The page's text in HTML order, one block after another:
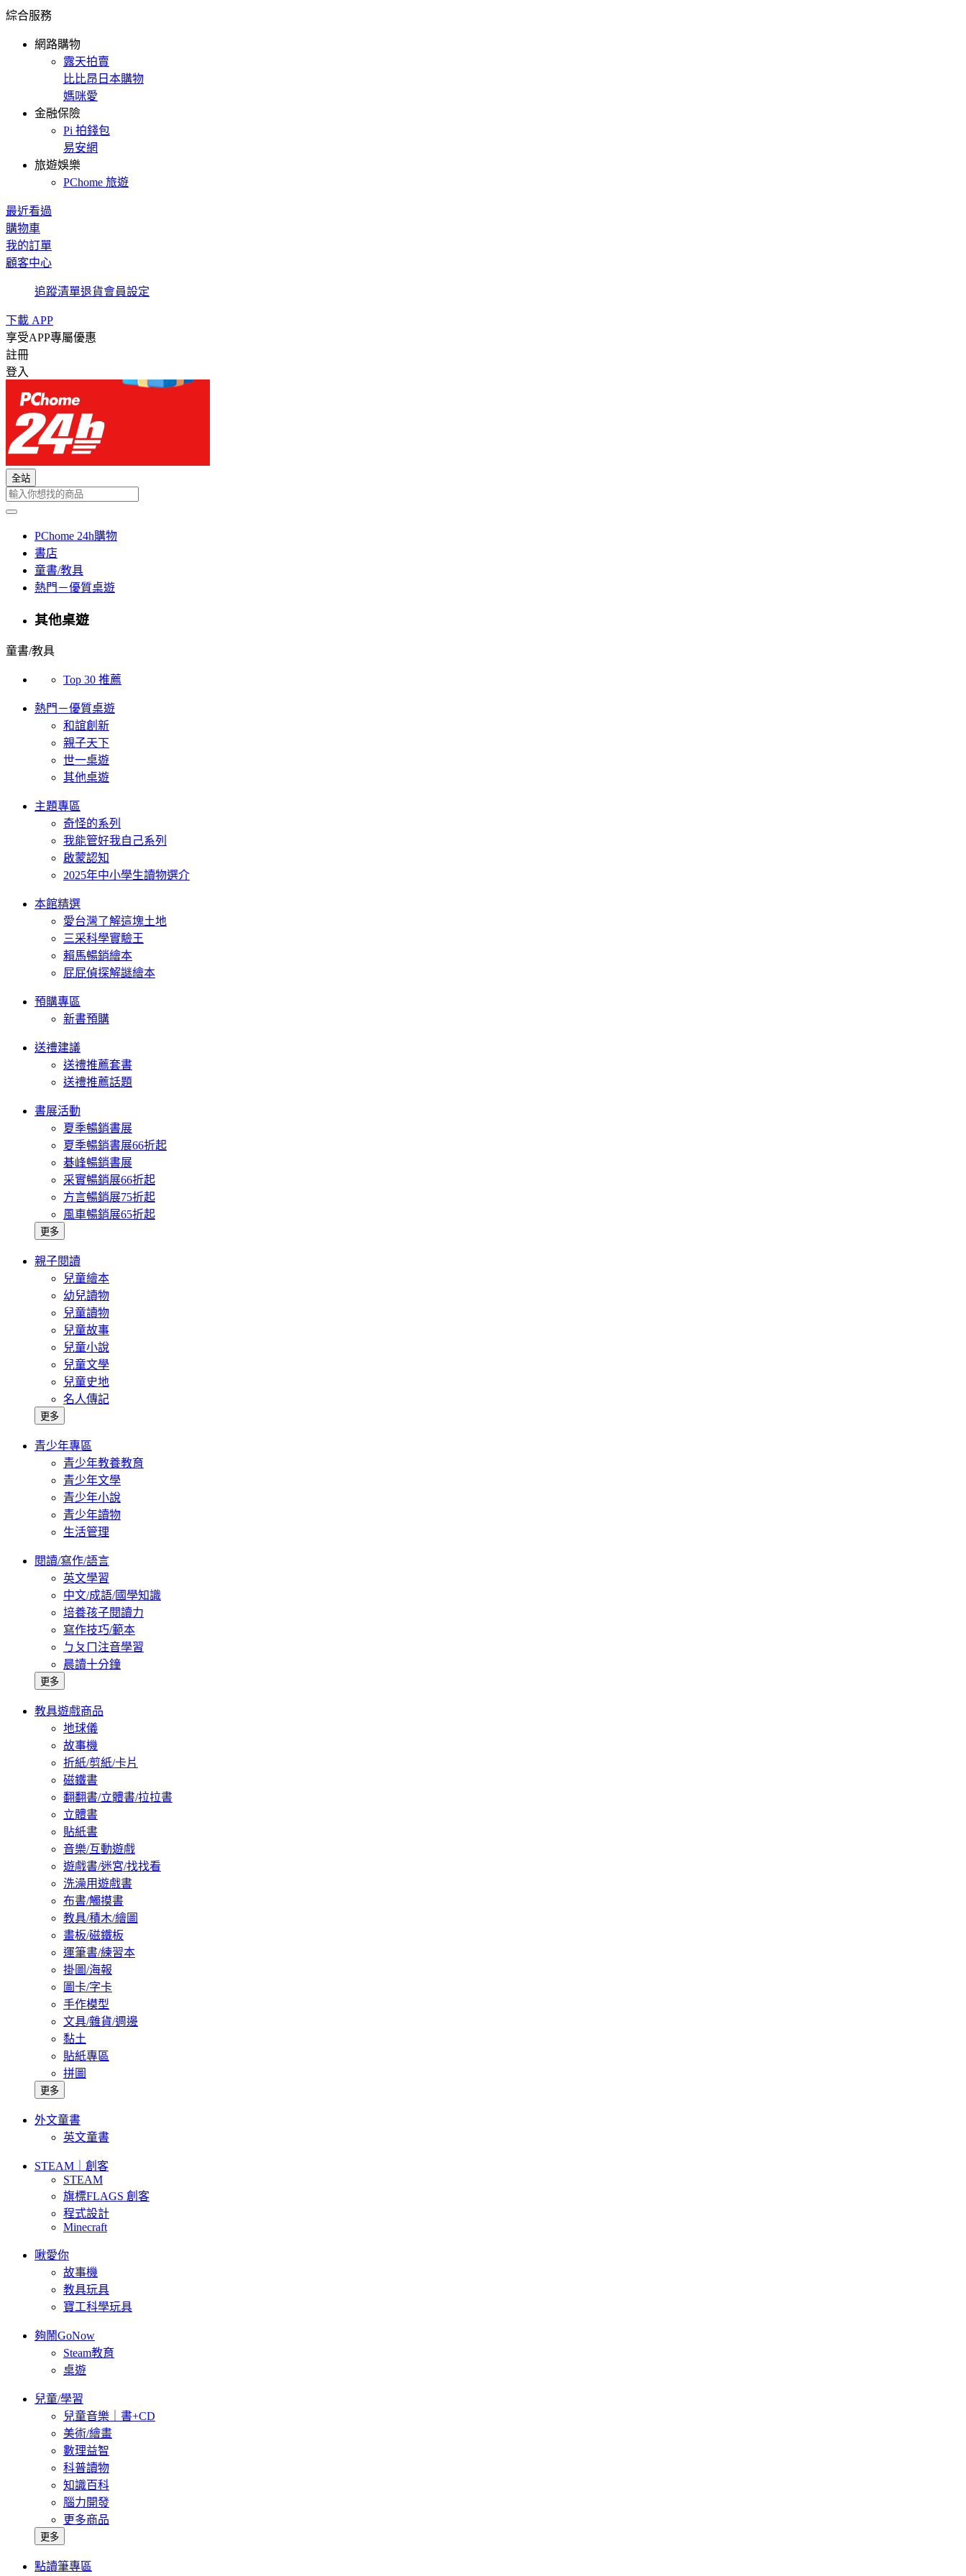
綜合服務
網路購物
露天拍賣
比比昂日本購物
媽咪愛
金融保險
Pi 拍錢包
易安網
旅遊娛樂
PChome 旅遊
最近看過
購物車
我的訂單
顧客中心
追蹤清單退貨會員設定
下載 APP
享受APP專屬優惠
註冊
登入
全站
PChome 24h購物
書店
童書/教具
熱門－優質桌遊
其他桌遊
童書/教具
Top 30 推薦
熱門－優質桌遊
和誼創新
親子天下
世一桌遊
其他桌遊
主題專區
奇怪的系列
我能管好我自己系列
啟蒙認知
2025年中小學生讀物選介
本館精選
愛台灣了解這塊土地
三采科學實驗王
賴馬暢銷繪本
屁屁偵探解謎繪本
預購專區
新書預購
送禮建議
送禮推薦套書
送禮推薦話題
書展活動
夏季暢銷書展
夏季暢銷書展66折起
碁峰暢銷書展
采實暢銷展66折起
方言暢銷展75折起
風車暢銷展65折起
更多
親子閱讀
兒童繪本
幼兒讀物
兒童讀物
兒童故事
兒童小說
兒童文學
兒童史地
名人傳記
更多
青少年專區
青少年教養教育
青少年文學
青少年小說
青少年讀物
生活管理
閱讀/寫作/語言
英文學習
中文/成語/國學知識
培養孩子閱讀力
寫作技巧/範本
ㄅㄆㄇ注音學習
晨讀十分鐘
更多
教具遊戲商品
地球儀
故事機
折紙/剪紙/卡片
磁鐵書
翻翻書/立體書/拉拉書
立體書
貼紙書
音樂/互動遊戲
遊戲書/迷宮/找找看
洗澡用遊戲書
布書/觸摸書
教具/積木/繪圖
畫板/磁鐵板
運筆書/練習本
掛圖/海報
圖卡/字卡
手作模型
文具/雜貨/週邊
黏土
貼紙專區
拼圖
更多
外文童書
英文童書
STEAM｜創客
STEAM
旗標FLAGS 創客
程式設計
Minecraft
啾愛你
故事機
教具玩具
寶工科學玩具
夠鬧GoNow
Steam教育
桌遊
兒童/學習
兒童音樂｜書+CD
美術/繪畫
數理益智
科普讀物
知識百科
腦力開發
更多商品
更多
點讀筆專區